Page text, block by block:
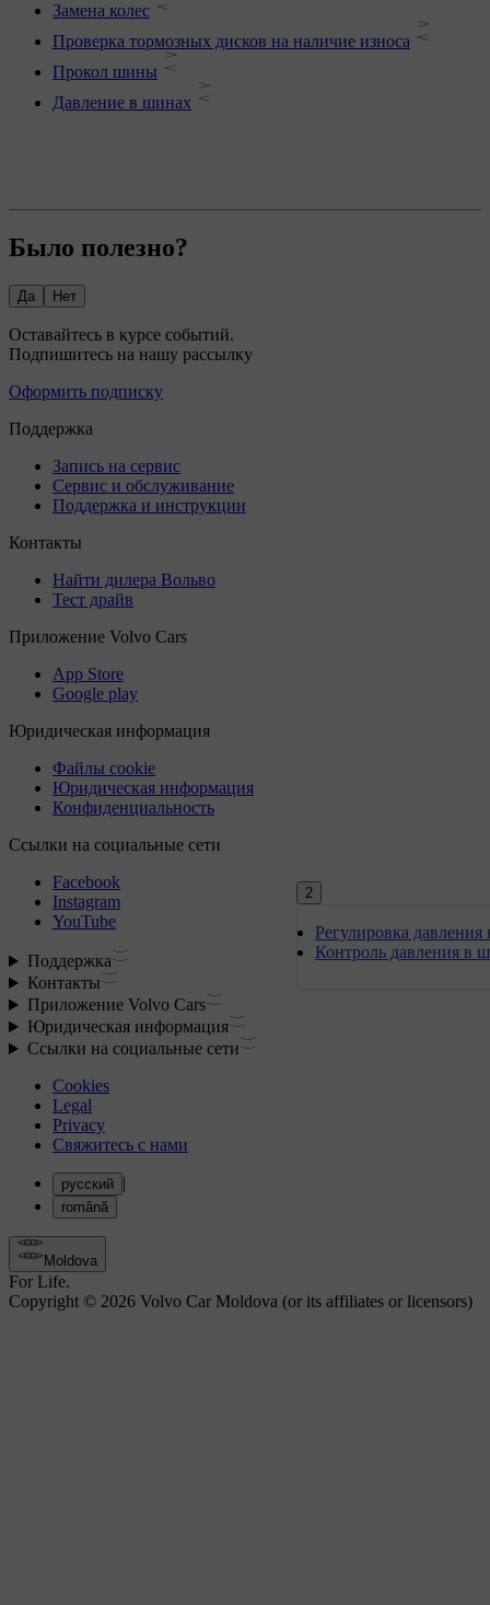
2
Регулировка
Контроль давления в
Замена колес
Проверка тормозных дисков на наличие износа
Прокол шины
Давление в шинах
Было полезно?
Да Нет